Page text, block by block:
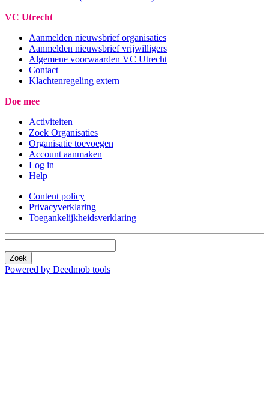
VC Utrecht
Aanmelden nieuwsbrief organisaties
Aanmelden nieuwsbrief vrijwilligers
Algemene voorwaarden VC Utrecht
Contact
Klachtenregeling extern
Doe mee
Activiteiten
Zoek Organisaties
Organisatie toevoegen
Account aanmaken
Log in
Help
Content policy
Privacyverklaring
Toegankelijkheidsverklaring
Zoek
Powered by Deedmob tools